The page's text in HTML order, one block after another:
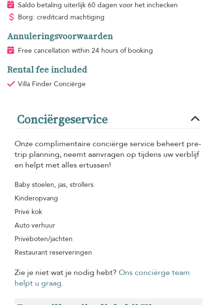
Saldo betaling uiterlijk 60 dagen voor het inchecken
Borg: creditcard machtiging
Annuleringsvoorwaarden
Free cancellation within 24 hours of booking
Rental fee included
Villa Finder Conciërge
Conciërgeservice
Onze complimentaire conciërge service beheert pre-
trip planning, neemt aanvragen op tijdens uw verblijf
en helpt met alles ertussen!
Baby stoelen, jas, strollers
Kinderopvang
Privé kok
Auto verhuur
Privéboten/jachten
Restaurant reserveringen
Zie je niet wat je nodig hebt? Ons conciërge team
helpt u graag.